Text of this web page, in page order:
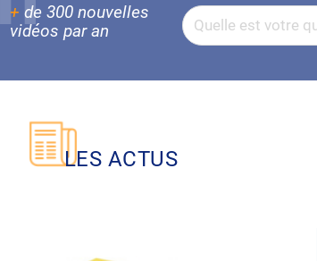
+ de 300 nouvelles
vidéos par an
LES ACTUS